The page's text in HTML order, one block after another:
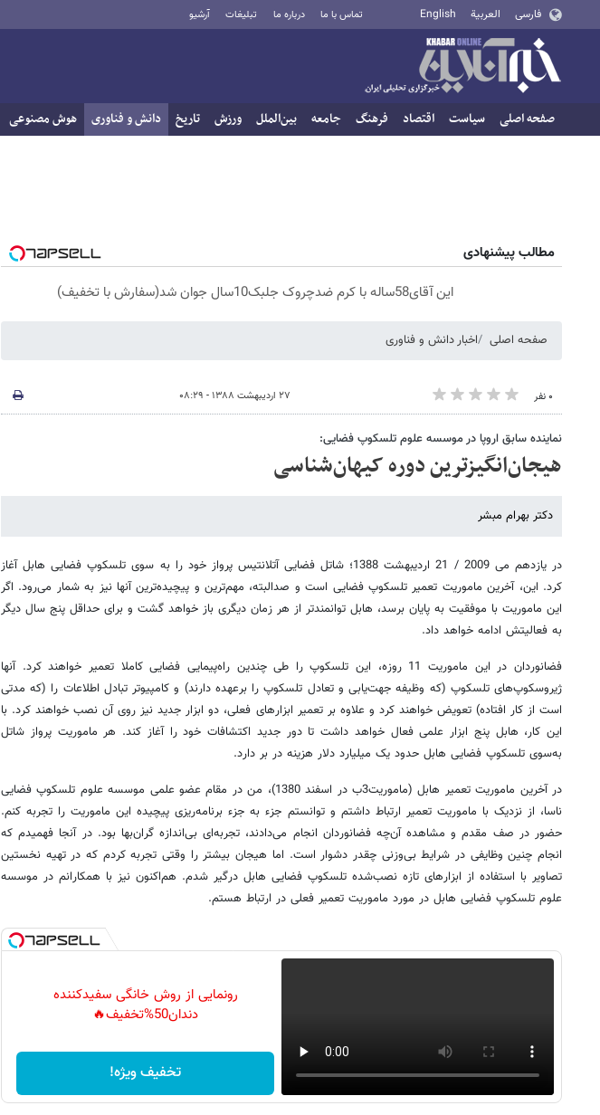
فارسی العربية English تماس با ما درباره ما تبلیغات آرشیو
صفحه اصلی سیاست اقتصاد فرهنگ جامعه بین‌الملل ورزش تاریخ دانش و فناوری هوش مصنوعی
مطالب پیشنهادی
این آقای58ساله با کرم ضدچروک جلبک10سال جوان شد(سفارش با تخفیف)
صفحه اصلی اخبار دانش و فناوری
۰ نفر ۲۷ اردیبهشت ۱۳۸۸ - ۰۸:۲۹
نماینده سابق اروپا در موسسه علوم تلسکوپ فضایی:
هیجان‌انگیزترین دوره کیهان‌شناسی
دکتر بهرام مبشر
در یازدهم می 2009 / 21 اردیبهشت 1388؛ شاتل فضایی آتلانتیس پرواز خود را به سوی تلسکوپ فضایی هابل آغاز
کرد. این، آخرین ماموریت تعمیر تلسکوپ فضایی است و صدالبته، مهم‌ترین و پیچیده‌ترین آنها نیز به شمار می‌رود. اگر
این ماموریت با موفقیت به پایان برسد، هابل توانمندتر از هر زمان دیگری باز خواهد گشت و برای حداقل پنج سال دیگر
به فعالیتش ادامه خواهد داد.
فضانوردان در این ماموریت 11 روزه، این تلسکوپ را طی چندین راه‌پیمایی فضایی کاملا تعمیر خواهند کرد. آنها
ژیروسکوپ‌های تلسکوپ (که وظیفه جهت‌یابی و تعادل تلسکوپ را برعهده دارند) و کامپیوتر تبادل اطلاعات را (که مدتی
است از کار افتاده) تعویض خواهند کرد و علاوه بر تعمیر ابزارهای فعلی، دو ابزار جدید نیز روی آن نصب خواهند کرد. با
این کار، هابل پنج ابزار علمی فعال خواهد داشت تا دور جدید اکتشافات خود را آغاز کند. هر ماموریت پرواز شاتل
به‌سوی تلسکوپ فضایی هابل حدود یک میلیارد دلار هزینه در بر دارد.
در آخرین ماموریت تعمیر هابل (ماموریت3ب در اسفند 1380)، من در مقام عضو علمی موسسه علوم تلسکوپ فضایی
ناسا، از نزدیک با ماموریت تعمیر ارتباط داشتم و توانستم جزء به جزء برنامه‌ریزی پیچیده این ماموریت را تجربه کنم.
حضور در صف مقدم و مشاهده آن‌چه فضانوردان انجام می‌دادند، تجربه‌ای بی‌اندازه گران‌بها بود. در آنجا فهمیدم که
انجام چنین وظایفی در شرایط بی‌وزنی چقدر دشوار است. اما هیجان بیشتر را وقتی تجربه کردم که در تهیه نخستین
تصاویر با استفاده از ابزارهای تازه نصب‌شده تلسکوپ فضایی هابل درگیر شدم. هم‌اکنون نیز با همکارانم در موسسه
علوم تلسکوپ فضایی هابل در مورد ماموریت تعمیر فعلی در ارتباط هستم.
رونمایی از روش خانگی سفیدکننده
دندان50%تخفیف🔥
تخفیف ویژه!